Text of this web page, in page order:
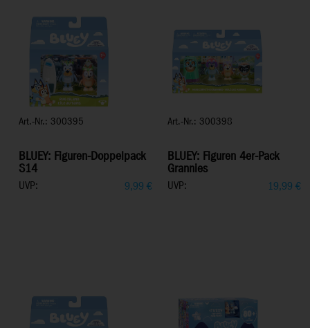
Art.-Nr.: 300395
BLUEY: Figuren-Doppelpack
S14
UVP: 9,99 €
Art.-Nr.: 300398
BLUEY: Figuren 4er-Pack
Grannies
UVP: 19,99 €